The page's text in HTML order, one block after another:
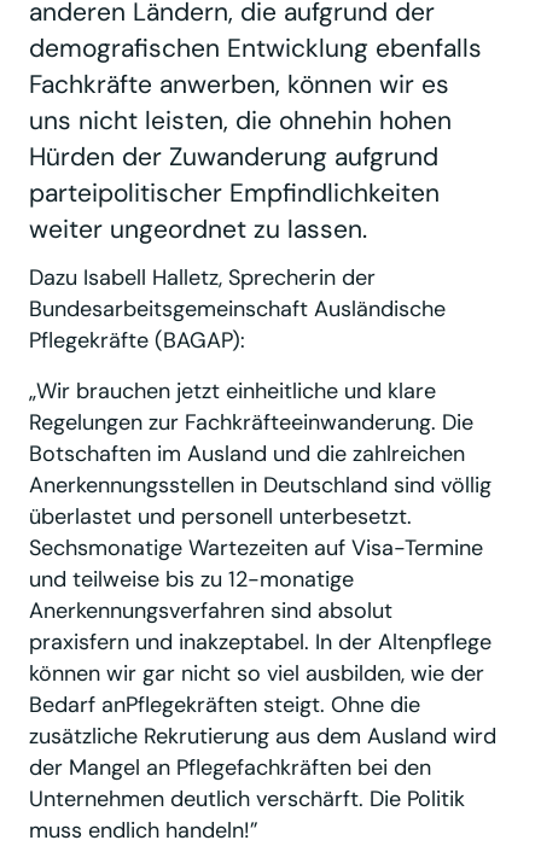
anderen Ländern, die aufgrund der
demografischen Entwicklung ebenfalls
Fachkräfte anwerben, können wir es
uns nicht leisten, die ohnehin hohen
Hürden der Zuwanderung aufgrund
parteipolitischer Empfindlichkeiten
weiter ungeordnet zu lassen.
Dazu Isabell Halletz, Sprecherin der
Bundesarbeitsgemeinschaft Ausländische
Pflegekräfte (BAGAP):
„Wir brauchen jetzt einheitliche und klare
Regelungen zur Fachkräfteeinwanderung. Die
Botschaften im Ausland und die zahlreichen
Anerkennungsstellen in Deutschland sind völlig
überlastet und personell unterbesetzt.
Sechsmonatige Wartezeiten auf Visa-Termine
und teilweise bis zu 12-monatige
Anerkennungsverfahren sind absolut
praxisfern und inakzeptabel. In der Altenpflege
können wir gar nicht so viel ausbilden, wie der
Bedarf anPflegekräften steigt. Ohne die
zusätzliche Rekrutierung aus dem Ausland wird
der Mangel an Pflegefachkräften bei den
Unternehmen deutlich verschärft. Die Politik
muss endlich handeln!”